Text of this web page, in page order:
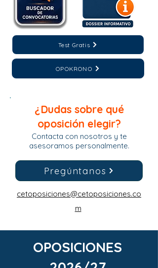
Test Gratis
OPOKRONO
¿Dudas sobre qué
oposición elegir?
Contacta con nosotros y te
asesoramos personalmente.
Pregúntanos
cetoposiciones@cetoposiciones.co
m
OPOSICIONES